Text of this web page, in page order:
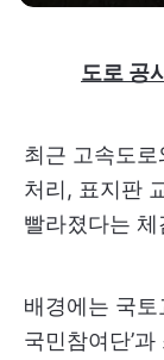
도로 공
최근 고속도
처리, 표지판
빨라졌다는
배경에는 국토
국민참여단’